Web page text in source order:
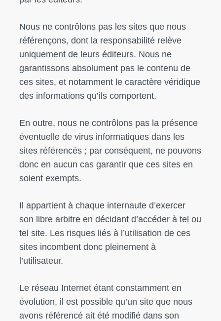
Nous ne contrôlons pas les sites que nous
référençons, dont la responsabilité relève
uniquement de leurs éditeurs. Nous ne
garantissons absolument pas le contenu de
ces sites, et notamment le caractère véridique
des informations qu’ils comportent.
En outre, nous ne contrôlons pas la présence
éventuelle de virus informatiques dans les
sites référencés ; par conséquent, ne pouvons
donc en aucun cas garantir que ces sites en
soient exempts.
Il appartient à chaque internaute d’exercer
son libre arbitre en décidant d’accéder à tel ou
tel site. Les risques liés à l’utilisation de ces
sites incombent donc pleinement à
l’utilisateur.
Le réseau Internet étant constamment en
évolution, il est possible qu’un site que nous
avons référencé ait été modifié dans son